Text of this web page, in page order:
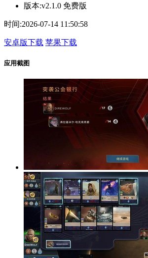
版本:v2.1.0 免费版
时间:2026-07-14 11:50:58
安卓版下载 苹果下载
应用截图